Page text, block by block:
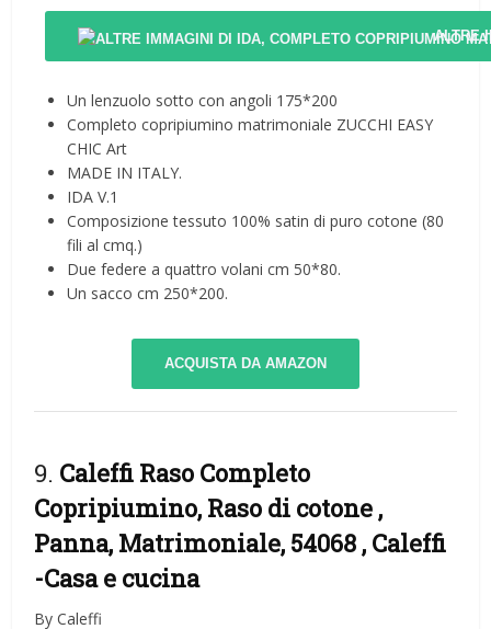
ALTRE
Un lenzuolo sotto con angoli 175*200
Completo copripiumino matrimoniale ZUCCHI EASY
CHIC Art
MADE IN ITALY.
IDA V.1
Composizione tessuto 100% satin di puro cotone (80
fili al cmq.)
Due federe a quattro volani cm 50*80.
Un sacco cm 250*200.
ACQUISTA DA AMAZON
9. Caleffi Raso Completo
Copripiumino, Raso di cotone ,
Panna, Matrimoniale, 54068 , Caleffi
-Casa e cucina
By Caleffi